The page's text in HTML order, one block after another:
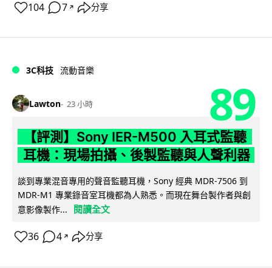
104 7 ↗ 分享
3C科技 流動音樂
Lawton 23 小時 89
【評測】Sony IER-M500 入耳式監聽
耳機：現場拍攝、後製監聽與人聲利器
談到專業混音專用的聲音監聽耳機，Sony 經典 MDR-7506 到
MDR-M1 專業錄音室耳機都為人熟悉。而現在舞台製作者與創
意影像製作...
閱讀全文
36 4 ↗ 分享